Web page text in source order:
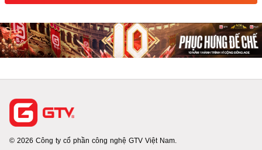
© 2026 Công ty cổ phần công nghệ GTV Việt Nam.